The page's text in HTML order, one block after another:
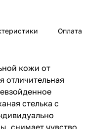
Оплата
кожи от
отличительная
стелька с
снимает чувство